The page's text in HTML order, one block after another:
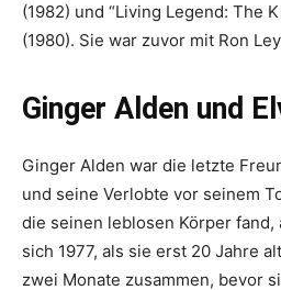
(1982) und “Living Legend: The
(1980). Sie war zuvor mit Ron
Ginger Alden und
Ginger Alden war die letzte
und seine Verlobte vor seinem
die seinen leblosen Körper
sich 1977, als sie erst 20 Jahre
zwei Monate zusammen, bevor